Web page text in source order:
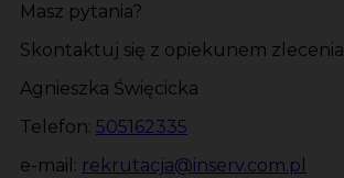
Masz pytania?
Skontaktuj się z opiekunem zlecenia
Agnieszka Święcicka
Telefon: 505162335
e-mail: rekrutacja@inserv.com.pl